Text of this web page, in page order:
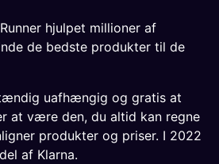
hjulpet millioner af
de bedste produkter til de
uafhængig og gratis at
at være den, du altid kan regne
produkter og priser. I 2022
af Klarna.